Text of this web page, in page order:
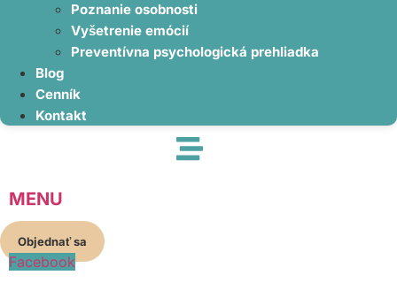
Poznanie osobnosti
Vyšetrenie emócií
Preventívna psychologická prehliadka
Blog
Cenník
Kontakt
MENU
Objednať sa
Facebook